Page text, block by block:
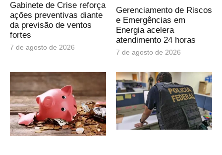
Gabinete de Crise reforça
ações preventivas diante
da previsão de ventos
fortes
7 de agosto de 2026
Gerenciamento de Riscos
e Emergências em
Energia acelera
atendimento 24 horas
7 de agosto de 2026